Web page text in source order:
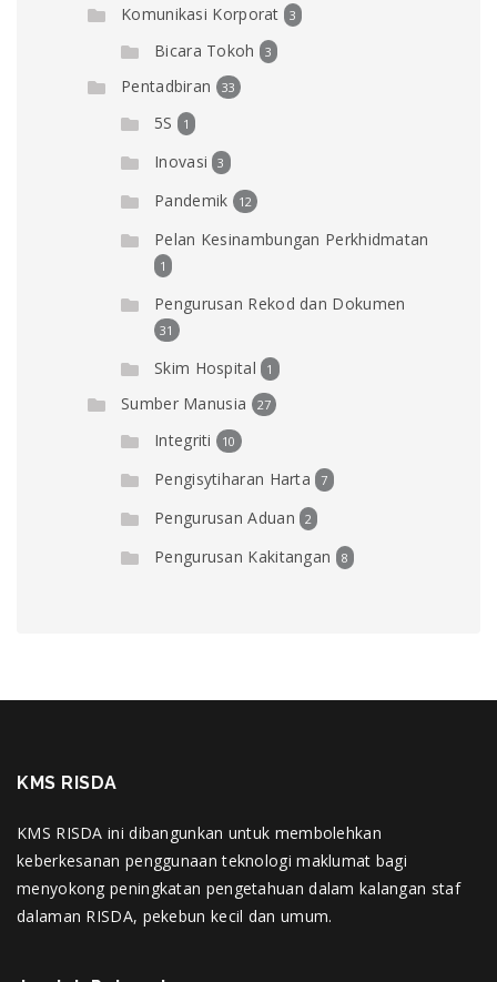
Komunikasi Korporat 3
Bicara Tokoh 3
Pentadbiran 33
5S 1
Inovasi 3
Pandemik 12
Pelan Kesinambungan Perkhidmatan
1
Pengurusan Rekod dan Dokumen
31
Skim Hospital 1
Sumber Manusia 27
Integriti 10
Pengisytiharan Harta 7
Pengurusan Aduan 2
Pengurusan Kakitangan 8
KMS RISDA
KMS RISDA ini dibangunkan untuk membolehkan
keberkesanan penggunaan teknologi maklumat bagi
menyokong peningkatan pengetahuan dalam kalangan staf
dalaman RISDA, pekebun kecil dan umum.